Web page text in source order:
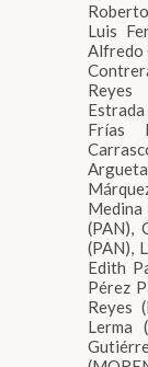
Luis
Alfredo
Reyes
Frías
(PAN),
(PAN),
Edith
Pérez
Reyes
Lerma